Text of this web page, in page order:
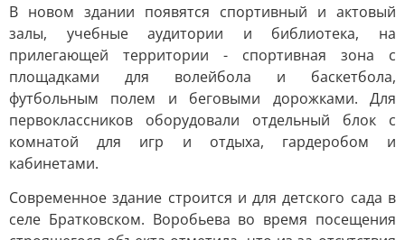
В новом здании появятся спортивный и актовый
залы, учебные аудитории и библиотека, на
прилегающей территории - спортивная зона с
площадками для волейбола и баскетбола,
футбольным полем и беговыми дорожками. Для
первоклассников оборудовали отдельный блок с
комнатой для игр и отдыха, гардеробом и
кабинетами.
Современное здание строится и для детского сада в
селе Братковском. Воробьева во время посещения